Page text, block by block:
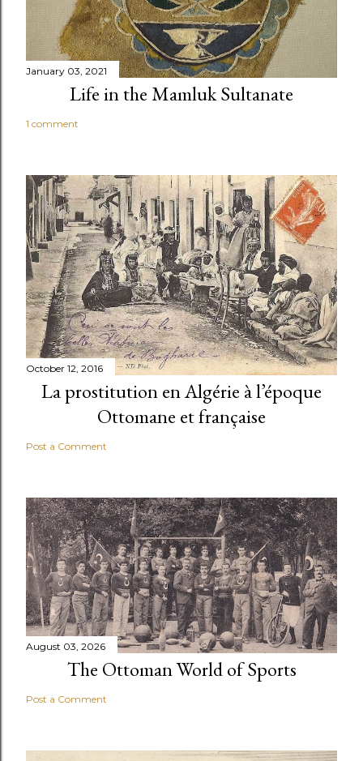
January 03, 2021
Life in the Mamluk Sultanate
1 comment
October 12, 2016
La prostitution en Algérie à l’époque
Ottomane et française
Post a Comment
August 03, 2026
The Ottoman World of Sports
Post a Comment